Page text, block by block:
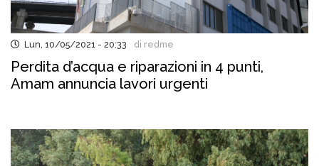
Lun, 10/05/2021 - 20:33 di redme
Perdita d’acqua e riparazioni in 4 punti,
Amam annuncia lavori urgenti